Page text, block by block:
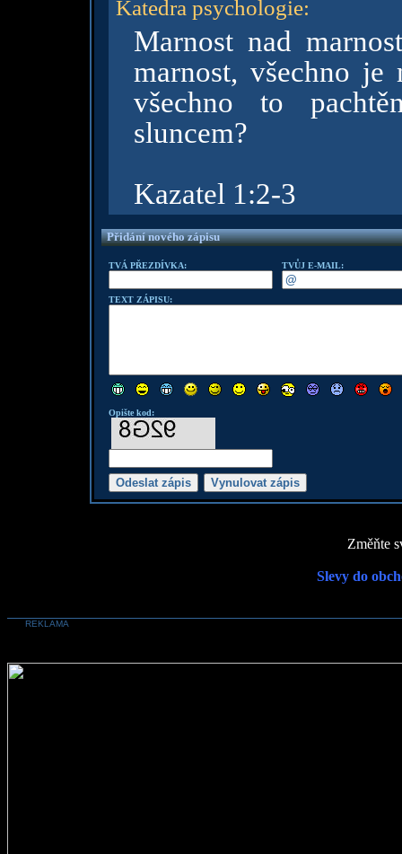
Katedra psychologie:
Marnost nad
marnost, všechno
všechno to
sluncem?
Kazatel 1:2-3
Přidání nového zápisu
TVÁ PŘEZDÍVKA: TVŮJ E-MAIL:
TEXT ZÁPISU:
Opište kod:
Změňte
Slevy do
REKLAMA